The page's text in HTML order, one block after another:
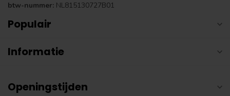
btw-nummer: NL815130727B01
Populair
Informatie
Openingstijden